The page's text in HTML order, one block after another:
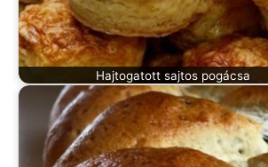
Hajtogatott sajtos pogácsa